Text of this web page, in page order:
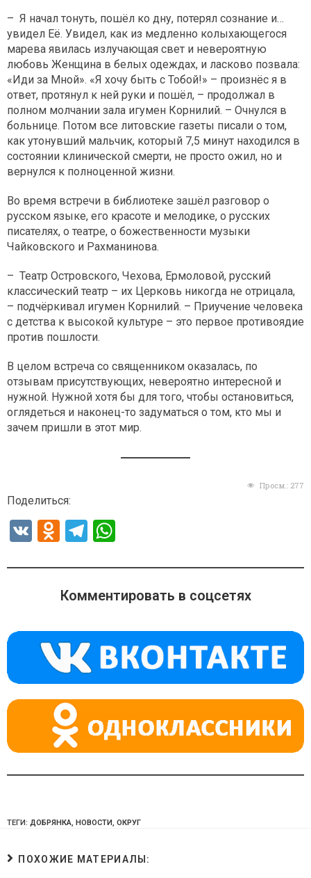
– Я начал тонуть, пошёл ко дну, потерял сознание и…
увидел Её. Увидел, как из медленно колыхающегося
марева явилась излучающая свет и невероятную
любовь Женщина в белых одеждах, и ласково позвала:
«Иди за Мной». «Я хочу быть с Тобой!» – произнёс я в
ответ, протянул к ней руки и пошёл, – продолжал в
полном молчании зала игумен Корнилий. – Очнулся в
больнице. Потом все литовские газеты писали о том,
как утонувший мальчик, который 7,5 минут находился в
состоянии клинической смерти, не просто ожил, но и
вернулся к полноценной жизни.
Во время встречи в библиотеке зашёл разговор о
русском языке, его красоте и мелодике, о русских
писателях, о театре, о божественности музыки
Чайковского и Рахманинова.
– Театр Островского, Чехова, Ермоловой, русский
классический театр – их Церковь никогда не отрицала,
– подчёркивал игумен Корнилий. – Приучение человека
с детства к высокой культуре – это первое противоядие
против пошлости.
В целом встреча со священником оказалась, по
отзывам присутствующих, невероятно интересной и
нужной. Нужной хотя бы для того, чтобы остановиться,
оглядеться и наконец-то задуматься о том, кто мы и
зачем пришли в этот мир.
Просм.: 277
Поделиться:
V
O
n
o
a
ss
ni
ki
T
e
gr
m
at
s
p
p
Комментировать в соцсетях
ТЕГИ: ДОБРЯНКА, НОВОСТИ, ОКРУГ
ПОХОЖИЕ МАТЕРИАЛЫ: